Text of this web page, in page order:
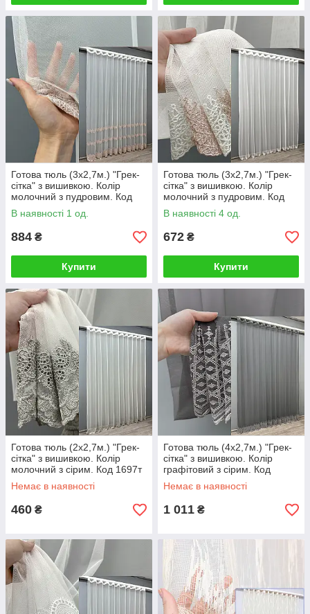
Готова тюль (3х2,7м.) "Грек-
сітка" з вишивкою. Колір
молочний з пудровим. Код
1469т 40-004
В наявності 1 од.
884 ₴
Купити
Готова тюль (3х2,7м.) "Грек-
сітка" з вишивкою. Колір
молочний з пудровим. Код
1463т 42-0331
В наявності 4 од.
672 ₴
Купити
Готова тюль (2х2,7м.) "Грек-
сітка" з вишивкою. Колір
молочний з сірим. Код 1697т
42-1130
Немає в наявності
460 ₴
Готова тюль (4х2,7м.) "Грек-
сітка" з вишивкою. Колір
графітовий з сірим. Код
1483т 42-1113
Немає в наявності
1 011 ₴